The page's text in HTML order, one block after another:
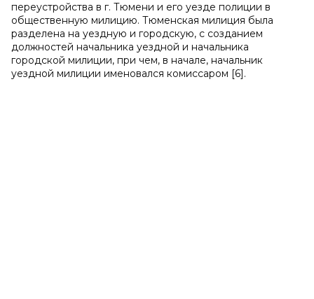
переустройства в г. Тюмени и его уезде полиции в
общественную милицию. Тюменская милиция была
разделена на уездную и городскую, с созданием
должностей начальника уездной и начальника
городской милиции, при чем, в начале, начальник
уездной милиции именовался комиссаром [6].